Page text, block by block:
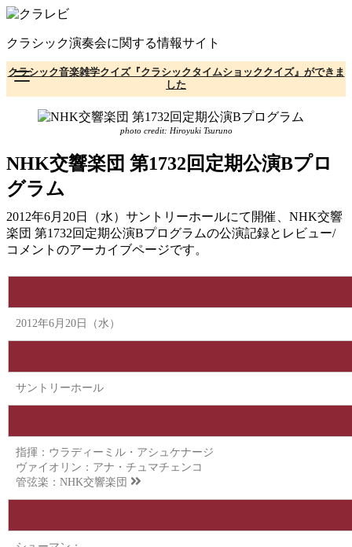
コ
テ
ン
ツ
へ
クラシック演奏会に関する情報サイト
クラシック音楽雑学クイズ『クラシックタイムショッククイズ』ができま
した
photo credit: Hiroyuki Tsuruno
NHK交響楽団 第1732回定期公演Bプロ
グラム
2012年6月20日（水）サントリーホールにて開催、NHK交響
楽団 第1732回定期公演Bプログラムの公演記録とレビュー/
コメントのアーカイブページです。
2012年6月20日（水）
サントリーホール
指揮：ウラディーミル・アシュケナージ
ヴァイオリン：アナ・チュマチェンコ
管弦楽： NHK交響楽団